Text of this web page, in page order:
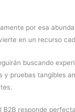
por esa
en un recurso
buscando
y pruebas tangibles
B2B responde